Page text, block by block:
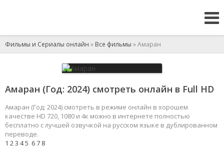
Фильмы и Сериалы онлайн » Все фильмы » Амаран
Амаран (Год: 2024) смотреть онлайн в Full HD
Амаран (Год: 2024) смотреть в режиме онлайн в хорошем
качестве HD 720, 1080 и 4к можно в интернете полностью
бесплатно с лучшей озвучкой на русском языке в дублированном
переводе.
1 23 45 67 8